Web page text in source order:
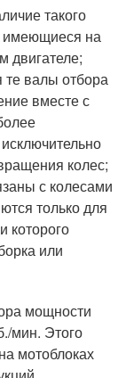
такого
имеющиеся на
двигателе;
те валы отбора
вместе с
колес;
с колесами
только для
которого
или
мощности
мин. Этого
мотоблоках